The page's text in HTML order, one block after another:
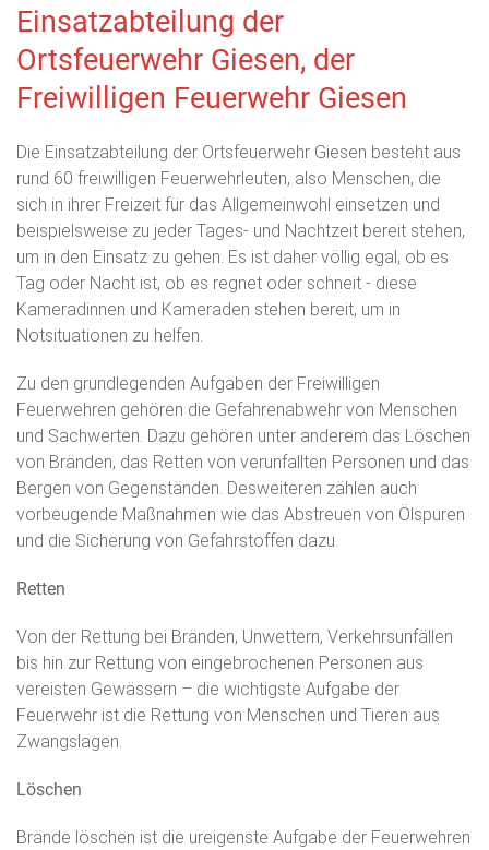
Einsatzabteilung der
Ortsfeuerwehr Giesen, der
Freiwilligen Feuerwehr Giesen
Die Einsatzabteilung der Ortsfeuerwehr Giesen besteht aus
rund 60 freiwilligen Feuerwehrleuten, also Menschen, die
sich in ihrer Freizeit für das Allgemeinwohl einsetzen und
beispielsweise zu jeder Tages- und Nachtzeit bereit stehen,
um in den Einsatz zu gehen. Es ist daher völlig egal, ob es
Tag oder Nacht ist, ob es regnet oder schneit - diese
Kameradinnen und Kameraden stehen bereit, um in
Notsituationen zu helfen.
Zu den grundlegenden Aufgaben der Freiwilligen
Feuerwehren gehören die Gefahrenabwehr von Menschen
und Sachwerten. Dazu gehören unter anderem das Löschen
von Bränden, das Retten von verunfallten Personen und das
Bergen von Gegenständen. Desweiteren zählen auch
vorbeugende Maßnahmen wie das Abstreuen von Ölspuren
und die Sicherung von Gefahrstoffen dazu.
Retten
Von der Rettung bei Bränden, Unwettern, Verkehrsunfällen
bis hin zur Rettung von eingebrochenen Personen aus
vereisten Gewässern – die wichtigste Aufgabe der
Feuerwehr ist die Rettung von Menschen und Tieren aus
Zwangslagen.
Löschen
Brände löschen ist die ureigenste Aufgabe der Feuerwehren